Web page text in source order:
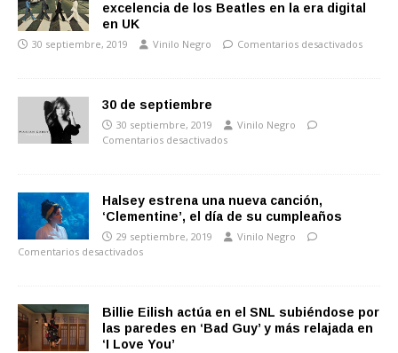
excelencia de los Beatles en la era digital
en UK
30 septiembre, 2019 Vinilo Negro Comentarios desactivados
30 de septiembre
30 septiembre, 2019
Vinilo Negro
Comentarios desactivados
Halsey estrena una nueva canción,
‘Clementine’, el día de su cumpleaños
29 septiembre, 2019
Vinilo Negro
Comentarios desactivados
Billie Eilish actúa en el SNL subiéndose por
las paredes en ‘Bad Guy’ y más relajada en
‘I Love You’